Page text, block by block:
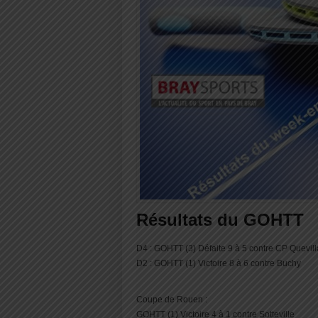
Résultats du GOHTT
D4 : GOHTT (3) Défaite 9 à 5 contre CP
D2 : GOHTT (1) Victoire 8 à 6 contre Buchy
Coupe de Rouen :
GOHTT (1) Victoire 4 à 1 contre Sotteville